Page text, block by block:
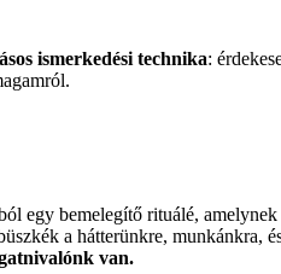
ismerkedési technika:
egy bemelegítő rituálé, amelynek
a hátterünkre, munkánkra,
van.